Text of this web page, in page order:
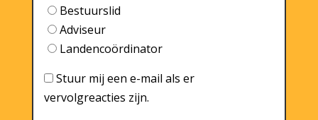
Bestuurslid
Adviseur
Landencoördinator
Stuur mij een e-mail als er
vervolgreacties zijn.